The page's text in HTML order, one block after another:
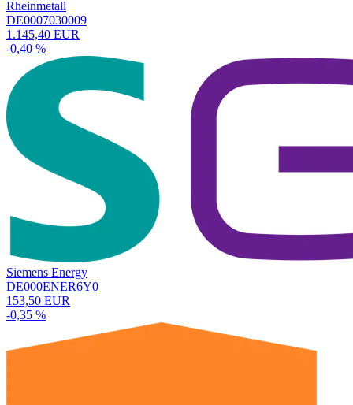
Rheinmetall
DE0007030009
1.145,40 EUR
-0,40 %
Siemens Energy
DE000ENER6Y0
153,50 EUR
-0,35 %